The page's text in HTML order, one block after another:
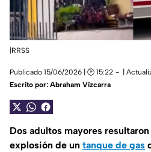
|RRSS
Publicado 15/06/2026 | 🕑 15:22 |
Escrito por: Abraham Vizcarra
Dos adultos mayores
explosión de un tanque de gas